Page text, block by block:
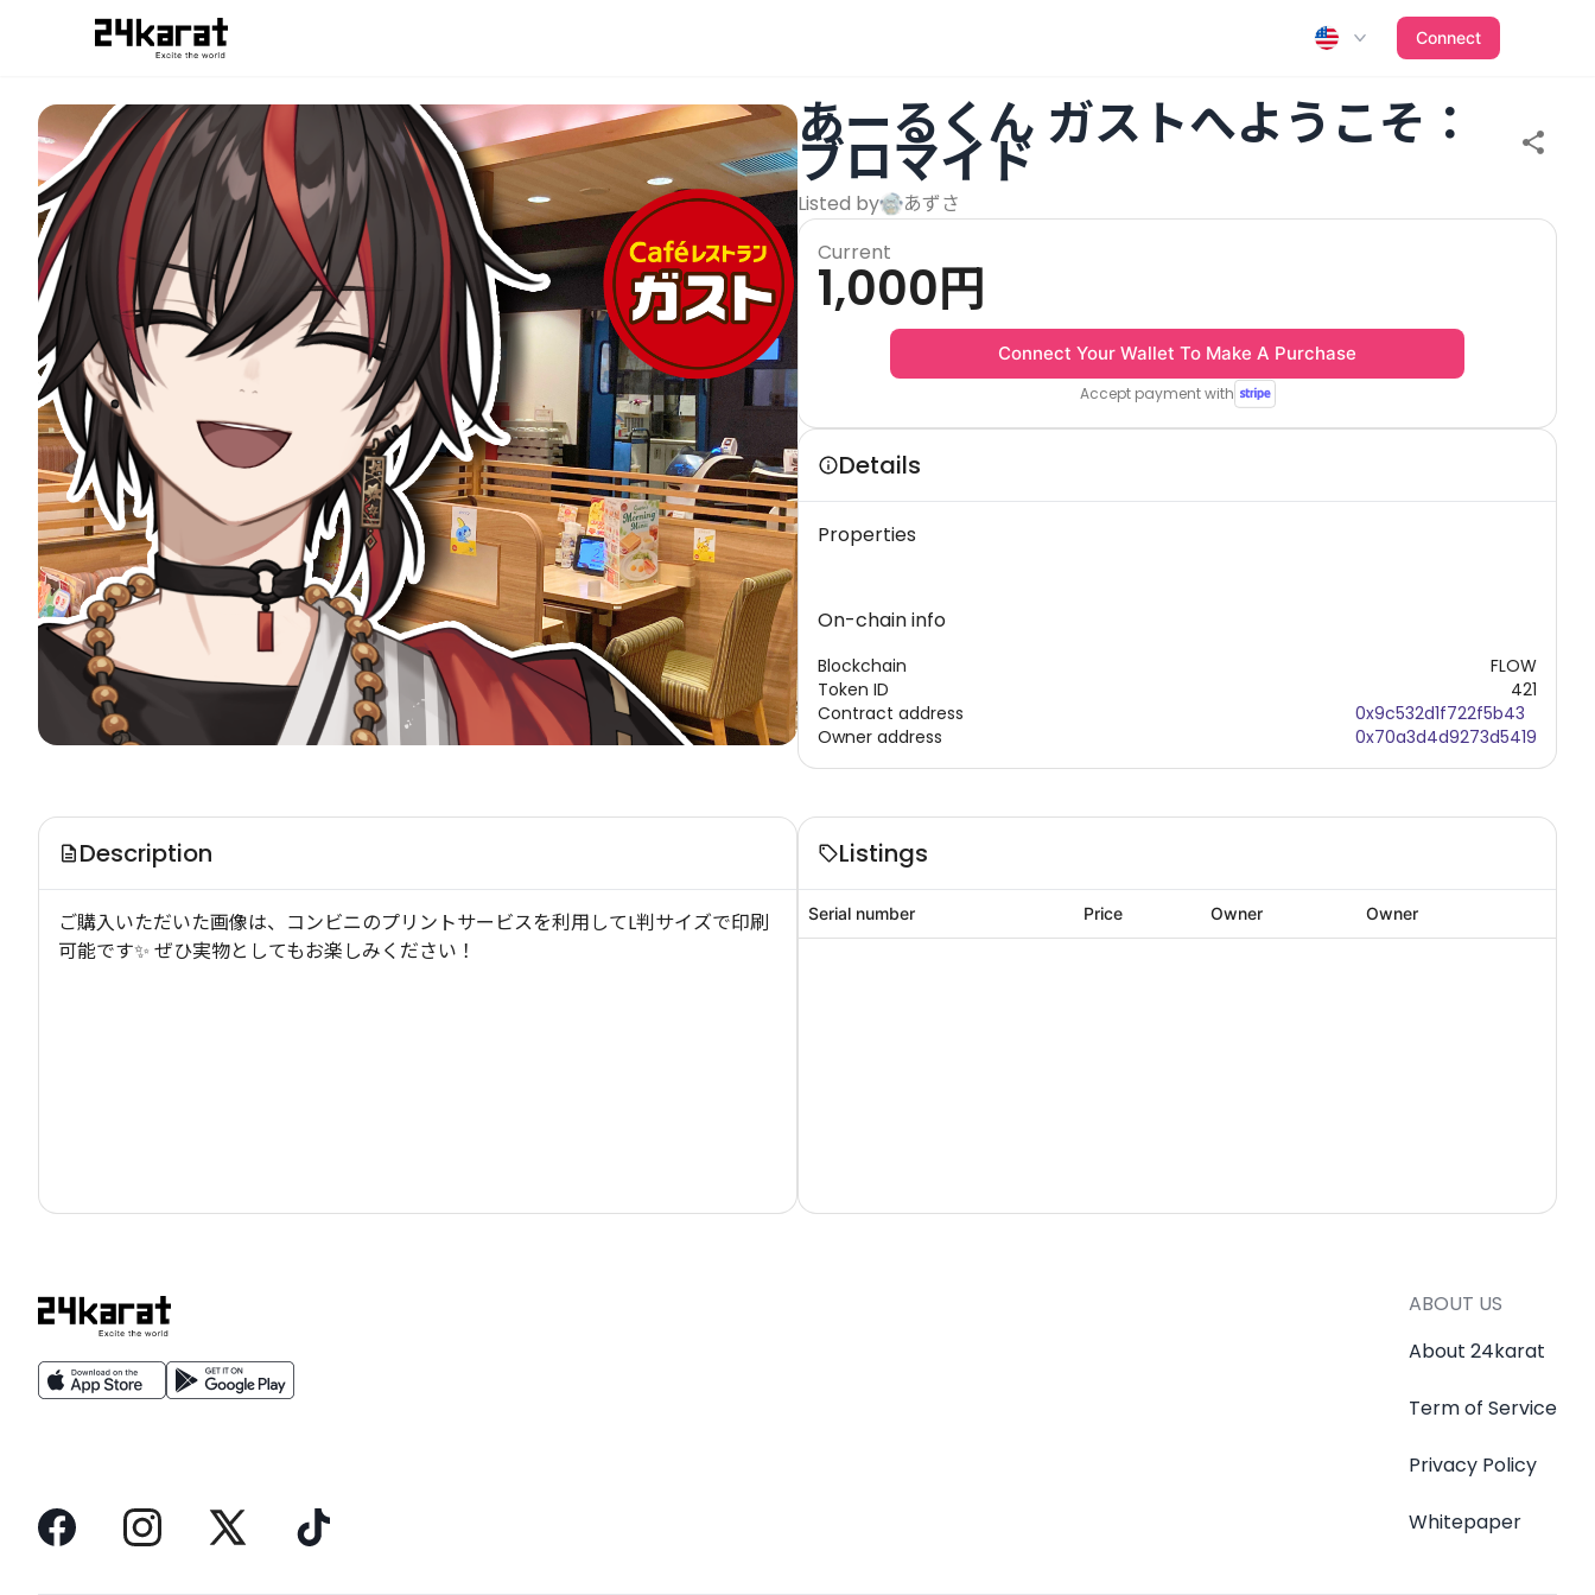
あーるくん ガストへようこそ：ブロマイド
Connect
あーるくん ガストへようこそ：
ブロマイド
Listed by
あずさ
Current
1,000円
Connect Your Wallet To Make A Purchase
Accept payment with
Details
Properties
On-chain info
Blockchain
Token ID
Contract address
Owner address
FLOW
421
0x9c532d1f722f5b43
0x70a3d4d9273d5419
Description
ご購入いただいた画像は、コンビニのプリントサービスを利用してL判サイズで印刷
可能です✨ ぜひ実物としてもお楽しみください！
Listings
Serial number Price Owner Owner
ABOUT US
About 24karat
Term of Service
Privacy Policy
Whitepaper